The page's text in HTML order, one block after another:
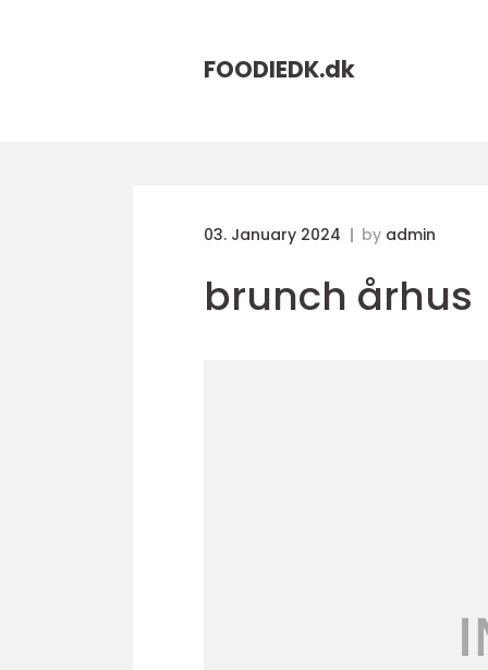
FOODIEDK.dk
03. January 2024 by admin
brunch århus